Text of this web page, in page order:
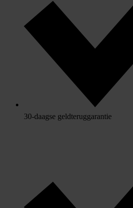
30-daagse geldteruggarantie